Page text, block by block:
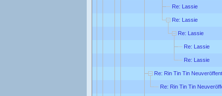
Re: Lassie
Re: Lassie
Re: Lassie
Re: Lassie
Re: Lassie
Re: Rin Tin Tin
Re: Rin Tin Tin